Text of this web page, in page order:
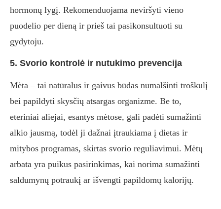
hormonų lygį. Rekomenduojama neviršyti vieno
puodelio per dieną ir prieš tai pasikonsultuoti su
gydytoju.
5. Svorio kontrolė ir nutukimo prevencija
Mėta – tai natūralus ir gaivus būdas numalšinti troškulį
bei papildyti skysčių atsargas organizme. Be to,
eteriniai aliejai, esantys mėtose, gali padėti sumažinti
alkio jausmą, todėl ji dažnai įtraukiama į dietas ir
mitybos programas, skirtas svorio reguliavimui. Mėtų
arbata yra puikus pasirinkimas, kai norima sumažinti
saldumynų potraukį ar išvengti papildomų kalorijų.